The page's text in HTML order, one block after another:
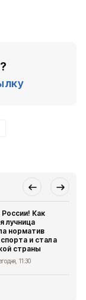
Как
лучница
норматив
и стала
страны
11:30